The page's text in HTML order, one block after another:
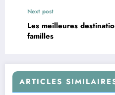
Next post
Les meilleures
familles
ARTICLES